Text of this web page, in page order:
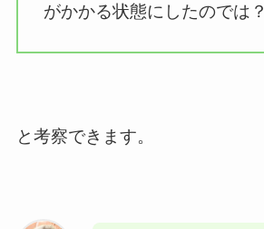
がかかる状態にしたのでは？
と考察できます。